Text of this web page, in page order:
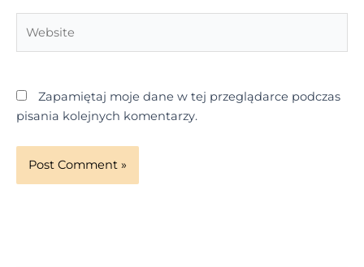
Zapamiętaj moje dane w tej przeglądarce podczas
pisania kolejnych komentarzy.